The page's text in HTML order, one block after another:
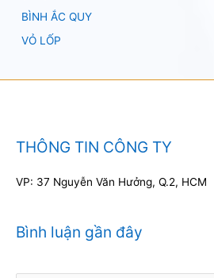
BÌNH ẮC QUY
VỎ LỐP
THÔNG TIN CÔNG TY
VP: 37 Nguyễn Văn Hưởng, Q.2, HCM
Bình luận gần đây